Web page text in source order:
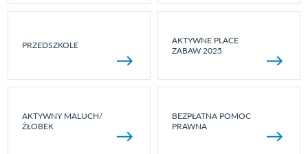
PRZEDSZKOLE
AKTYWNE PLACE
ZABAW 2025
AKTYWNY MALUCH/
ŻŁOBEK
BEZPŁATNA POMOC
PRAWNA